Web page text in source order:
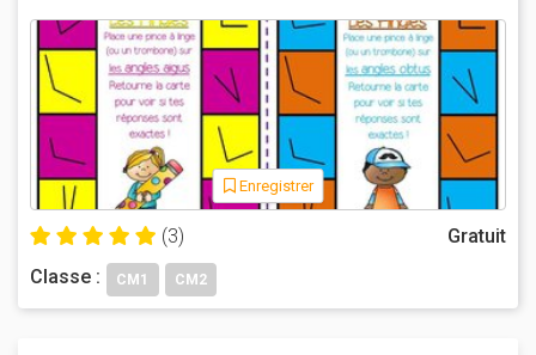
Enregistrer
(3)
Gratuit
Classe :
CM1 CM2